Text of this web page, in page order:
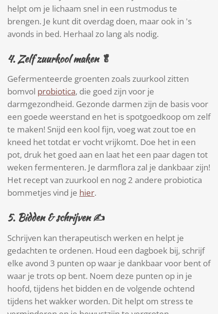
helpt om je lichaam snel in een rustmodus te
brengen. Je kunt dit overdag doen, maar ook in 's
avonds in bed. Herhaal zo lang als nodig.
4.Zelf zuurkool maken🥬
Gefermenteerde groenten zoals zuurkool zitten
bomvol probiotica, die goed zijn voor je
darmgezondheid. Gezonde darmen zijn de basis voor
een goede weerstand en het is spotgoedkoop om zelf
te maken! Snijd een kool fijn, voeg wat zout toe en
kneed het totdat er vocht vrijkomt. Doe het in een
pot, druk het goed aan en laat het een paar dagen tot
weken fermenteren. Je darmflora zal je dankbaar zijn!
Het recept van zuurkool en nog 2 andere probiotica
bommetjes vind je hier.
5. Bidden & schrijven✍️
Schrijven kan therapeutisch werken en helpt je
gedachten te ordenen. Houd een dagboek bij, schrijf
elke avond 3 punten op waar je dankbaar voor bent of
waar je trots op bent. Noem deze punten op in je
hoofd, tijdens het bidden en de volgende ochtend
tijdens het wakker worden. Dit helpt om stress te